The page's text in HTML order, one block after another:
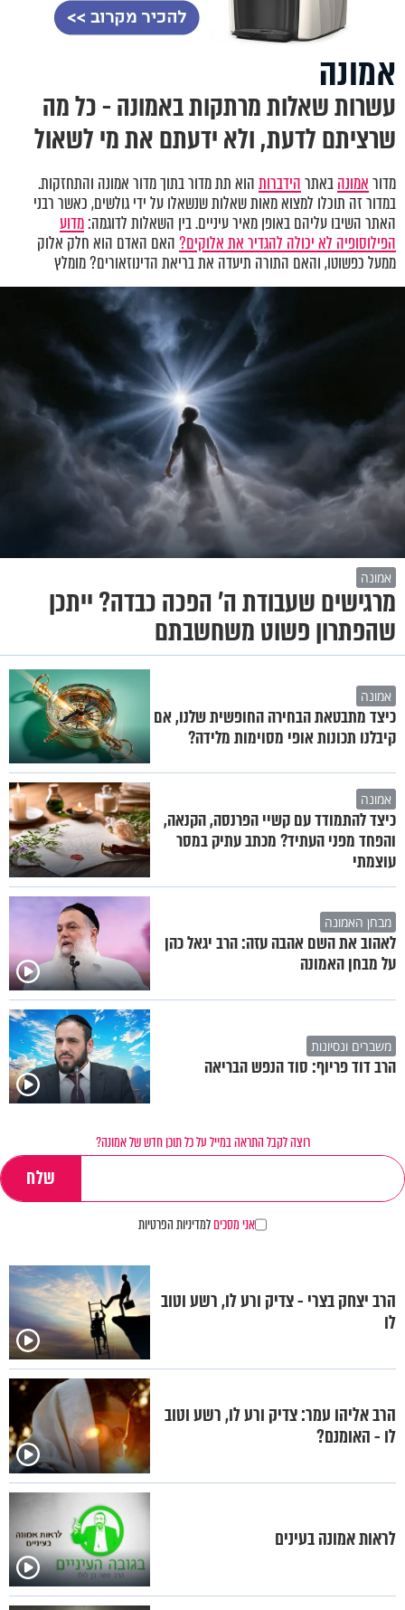
אמונה
עשרות שאלות מרתקות באמונה - כל מה
שרציתם לדעת, ולא ידעתם את מי לשאול
מדוראמונהבאתרהידברותהוא תת מדור בתוך מדור אמונה והתחזקות.
במדור זה תוכלו למצוא מאות שאלות שנשאלו על ידי גולשים, כאשר רבני
האתר השיבו עליהם באופן מאיר עיניים. בין השאלות לדוגמה:מדוע
הפילוסופיה לא יכולה להגדיר את אלוקים?האם האדם הוא חלק אלוק
ממעל כפשוטו, והאם התורה תיעדה את בריאת הדינוזאורים? מומלץ
אמונה
מרגישים שעבודת ה' הפכה כבדה? ייתכן
שהפתרון פשוט משחשבתם
אמונה
כיצד מתבטאת הבחירה החופשית שלנו, אם
קיבלנו תכונות אופי מסוימות מלידה?
אמונה
כיצד להתמודד עם קשיי הפרנסה, הקנאה,
והפחד מפני העתיד? מכתב עתיק במסר
עוצמתי
מבחן האמונה
לאהוב את השם אהבה עזה: הרב יגאל כהן
על מבחן האמונה
משברים ונסיונות
הרב דוד פריוף: סוד הנפש הבריאה
רוצה לקבל התראה במייל על כל תוכן חדש של אמונה?
אני מסכיםלמדיניות הפרטיות
הרב יצחק בצרי - צדיק ורע לו, רשע וטוב
לו
הרב אליהו עמר: צדיק ורע לו, רשע וטוב
לו - האומנם?
לראות אמונה בעינים